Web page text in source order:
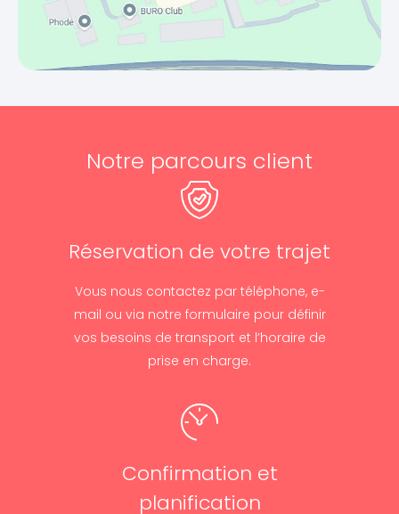
Notre parcours client
Réservation de votre trajet
Vous nous contactez par téléphone, e-
mail ou via notre formulaire pour définir
vos besoins de transport et l’horaire de
prise en charge.
Confirmation et
planification